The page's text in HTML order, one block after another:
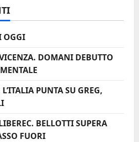
OGGI
DOMANI DEBUTTO
PUNTA SU GREG,
BELLOTTI SUPERA
FUORI